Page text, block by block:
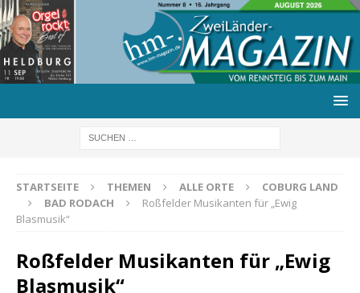
STARTSEITE THEMEN ALLE ORTE
COBURG LAND
BAD RODACH
Roßfelder Musikanten für „Ewig
Blasmusik“
Roßfelder Musikanten für „Ewig
Blasmusik“